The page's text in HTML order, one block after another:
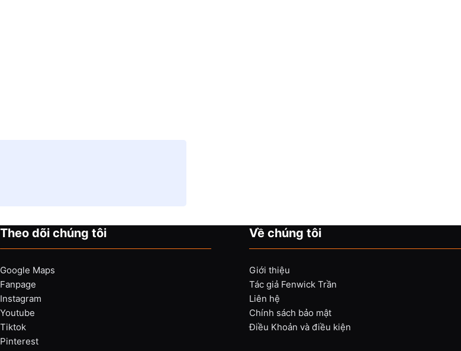
Theo dõi chúng tôi
Google Maps
Fanpage
Instagram
Youtube
Tiktok
Pinterest
Về chúng tôi
Giới thiệu
Tác giả Fenwick Trần
Liên hệ
Chính sách bảo mật
Điều Khoản và điều kiện